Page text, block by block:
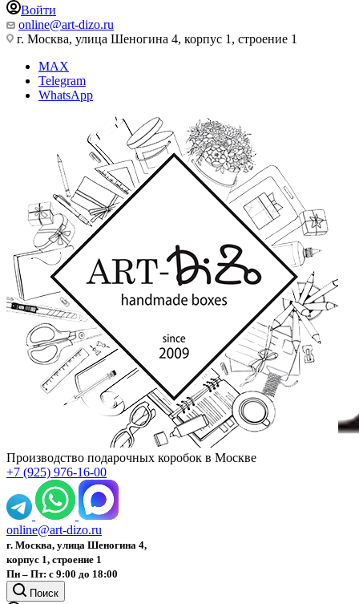
Войти
online@art-dizo.ru
г. Москва, улица Шеногина 4, корпус 1, строение 1
MAX
Telegram
WhatsApp
Производство подарочных коробок в Москве
+7 (925) 976-16-00
online@art-dizo.ru
г. Москва, улица Шеногина 4,
корпус 1, строение 1
Пн – Пт: с 9:00 до 18:00
Поиск